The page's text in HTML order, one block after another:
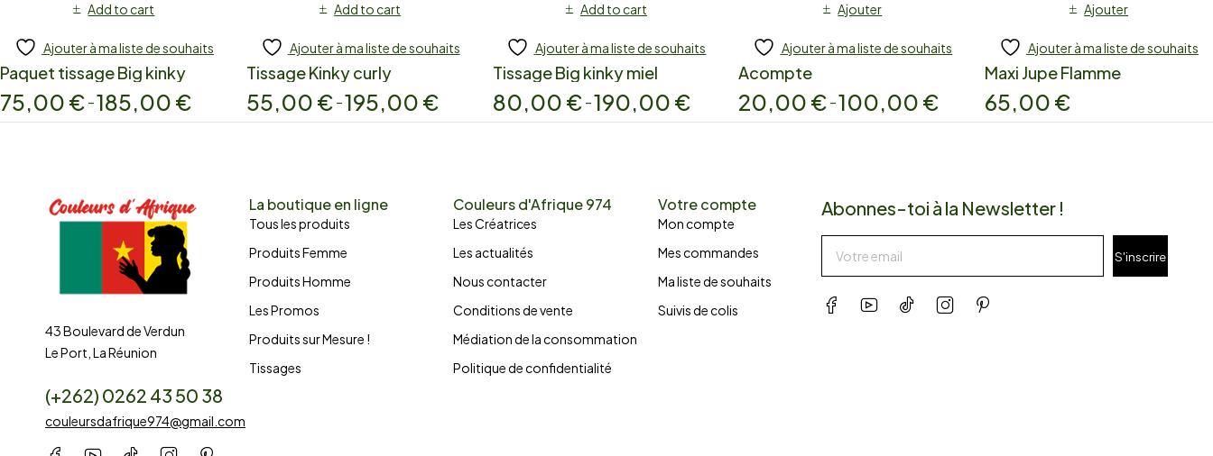
Add to cart
Ajouter à ma liste de souhaits
Paquet tissage Big kinky
75,00 € –185,00 €
Add to cart
Ajouter à ma liste de souhaits
Tissage Kinky curly
55,00 € –195,00 €
Add to cart
Ajouter à ma liste de souhaits
Tissage Big kinky miel
80,00 € –190,00 €
Ajouter
Ajouter à ma liste de souhaits
Acompte
20,00 € –100,00 €
Ajouter
Ajouter à ma liste de souhaits
Maxi Jupe Flamme
65,00 €
43 Boulevard de Verdun
Le Port, La Réunion
(+262) 0262 43 50 38
couleursdafrique974@gmail.com
La boutique en ligne
Tous les produits
Produits Femme
Produits Homme
Les Promos
Produits sur Mesure !
Tissages
Couleurs d'Afrique 974
Les Créatrices
Les actualités
Nous contacter
Conditions de vente
Médiation de la consommation
Politique de confidentialité
Votre compte
Mon compte
Mes commandes
Ma liste de souhaits
Suivis de colis
Abonnes-toi à la Newsletter !
S'inscrire